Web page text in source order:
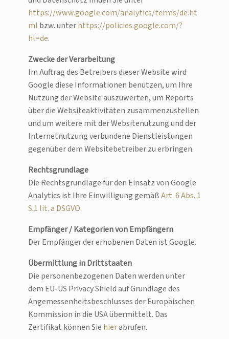
https://www.google.com/analytics/terms/de.ht
ml bzw. unterhttps://policies.google.com/?
hl=de.
Zwecke der Verarbeitung
Im Auftrag des Betreibers dieser Website wird
Google diese Informationen benutzen, um Ihre
Nutzung der Website auszuwerten, um Reports
über die Websiteaktivitäten zusammenzustellen
und um weitere mit der Websitenutzung und der
Internetnutzung verbundene Dienstleistungen
gegenüber dem Websitebetreiber zu erbringen.
Rechtsgrundlage
Die Rechtsgrundlage für den Einsatz von Google
Analytics ist Ihre Einwilligung gemäßArt. 6 Abs. 1
S.1 lit. a DSGVO.
Empfänger / Kategorien von Empfängern
Der Empfänger der erhobenen Daten ist Google.
Übermittlung in Drittstaaten
Die personenbezogenen Daten werden unter
dem EU-US Privacy Shield auf Grundlage des
Angemessenheitsbeschlusses der Europäischen
Kommission in die USA übermittelt. Das
Zertifikat können Sie hierabrufen.